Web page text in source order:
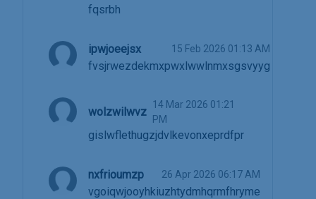
fqsrbh
ipwjoeejsx 15 Feb 2026 01:13 AM
fvsjrwezdekmxpwxlwwlnmxsgsvyyg
wolzwilwvz
14 Mar 2026 01:21
PM
gislwflethugzjdvlkevonxeprdfpr
nxfrioumzp 26 Apr 2026 06:17 AM
vgoiqwjooyhkiuzhtydmhqrmfhryme